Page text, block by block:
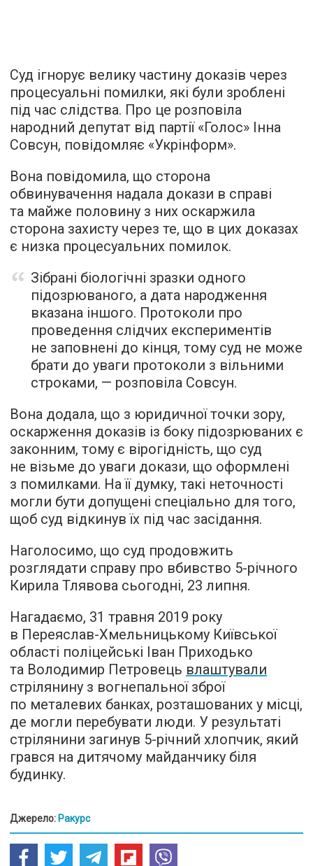
Суд ігнорує велику частину доказів через
процесуальні помилки, які були зроблені
під час слідства. Про це розповіла
народний депутат від партії «Голос» Інна
Совсун, повідомляє «Укрінформ».
Вона повідомила, що сторона
обвинувачення надала докази в справі
та майже половину з них оскаржила
сторона захисту через те, що в цих доказах
є низка процесуальних помилок.
Зібрані біологічні зразки одного
підозрюваного, а дата народження
вказана іншого. Протоколи про
проведення слідчих експериментів
не заповнені до кінця, тому суд не може
брати до уваги протоколи з вільними
строками, — розповіла Совсун.
Вона додала, що з юридичної точки зору,
оскарження доказів із боку підозрюваних є
законним, тому є вірогідність, що суд
не візьме до уваги докази, що оформлені
з помилками. На її думку, такі неточності
могли бути допущені спеціально для того,
щоб суд відкинув їх під час засідання.
Наголосимо, що суд продовжить
розглядати справу про вбивство 5-річного
Кирила Тлявова сьогодні, 23 липня.
Нагадаємо, 31 травня 2019 року
в Переяслав-Хмельницькому Київської
області поліцейські Іван Приходько
та Володимир Петровець влаштували
стрілянину з вогнепальної зброї
по металевих банках, розташованих у місці,
де могли перебувати люди. У результаті
стрілянини загинув 5-річний хлопчик, який
грався на дитячому майданчику біля
будинку.
Джерело: Ракурс